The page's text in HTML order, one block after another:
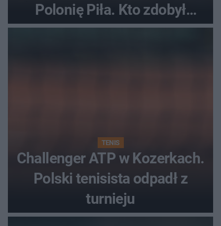
Polonię Piła. Kto zdobył
najwięcej punktów?
TENIS
Challenger ATP w Kozerkach.
Polski tenisista odpadł z
turnieju